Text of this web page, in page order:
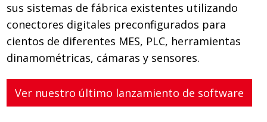
sus sistemas de fábrica existentes utilizando
conectores digitales preconfigurados para
cientos de diferentes MES, PLC, herramientas
dinamométricas, cámaras y sensores.
Ver nuestro último lanzamiento de software